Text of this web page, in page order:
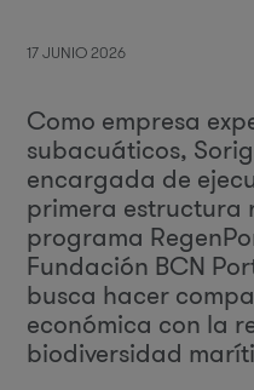
17 JUNIO 2026
Como empresa
subacuáticos,
encargada de
primera estructura
programa
Fundación BCN
busca hacer
económica con la
biodiversidad